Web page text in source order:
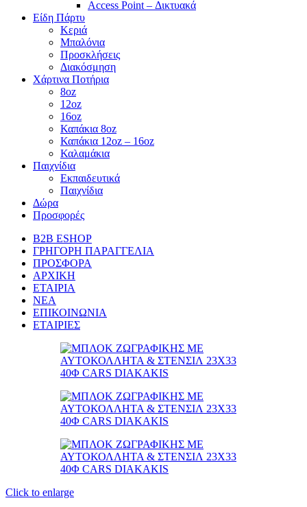
Access Point – Δικτυακά
Είδη Πάρτυ
Κεριά
Μπαλόνια
Προσκλήσεις
Διακόσμηση
Χάρτινα Ποτήρια
8oz
12oz
16oz
Καπάκια 8oz
Καπάκια 12oz – 16oz
Καλαμάκια
Παιχνίδια
Εκπαιδευτικά
Παιχνίδια
Δώρα
Προσφορές
B2B ESHOP
ΓΡΗΓΟΡΗ ΠΑΡΑΓΓΕΛΙΑ
ΠΡΟΣΦΟΡΑ
ΑΡΧΙΚΗ
ΕΤΑΙΡΙΑ
ΝΕΑ
ΕΠΙΚΟΙΝΩΝΙΑ
ΕΤΑΙΡΙΕΣ
Click to enlarge